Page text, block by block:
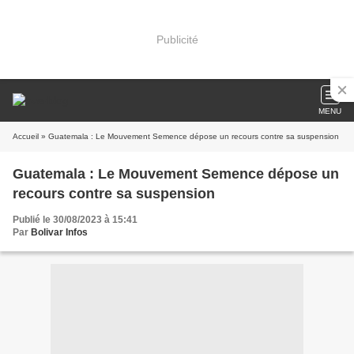
Publicité
MENU
Accueil » Guatemala : Le Mouvement Semence dépose un recours contre sa suspension
Guatemala : Le Mouvement Semence dépose un
recours contre sa suspension
Publié le 30/08/2023 à 15:41
Par Bolivar Infos